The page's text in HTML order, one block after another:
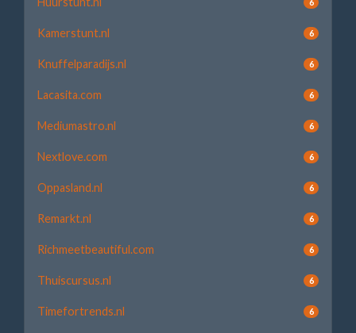
Kamerstunt.nl 6
Knuffelparadijs.nl 6
Lacasita.com 6
Mediumastro.nl 6
Nextlove.com 6
Oppasland.nl 6
Remarkt.nl 6
Richmeetbeautiful.com 6
Thuiscursus.nl 6
Timefortrends.nl 6